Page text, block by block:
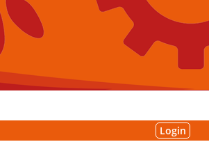
Login